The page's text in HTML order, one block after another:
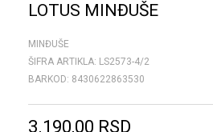
LOTUS MINĐUŠE
MINĐUŠE
ŠIFRA ARTIKLA: LS2573-4/2
BARKOD: 8430622863530
3.190,00 RSD